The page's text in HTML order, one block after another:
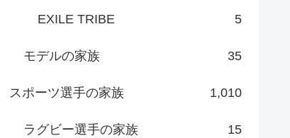
EXILE TRIBE 5
モデルの家族 35
スポーツ選手の家族 1,010
ラグビー選手の家族 15